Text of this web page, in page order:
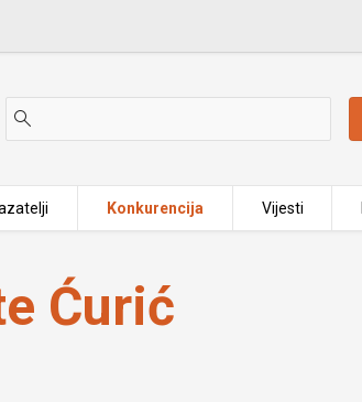
Konkurencija Vijesti
Ćurić